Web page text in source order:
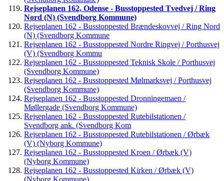
Rejseplanen 162, Odense - Busstoppested Tvedvej / Ring
Nord (N) (Svendborg Kommune)
Rejseplanen 162 - Busstoppested Brændeskovvej / Ring Nord
(N) (Svendborg Kommune
Rejseplanen 162 - Busstoppested Nordre Ringvej / Porthusvej
(V) (Svendborg Kommu
Rejseplanen 162 - Busstoppested Teknisk Skole / Porthusvej
(Svendborg Kommune)
Rejseplanen 162 - Busstoppested Mølmarksvej / Porthusvej
(Svendborg Kommune)
Rejseplanen 162 - Busstoppested Dronningemaen /
Møllergade (Svendborg Kommune)
Rejseplanen 162 - Busstoppested Rutebilstationen /
Svendborg ank. (Svendborg Kom
Rejseplanen 162 - Busstoppested Rutebilstationen / Ørbæk
(V) (Nyborg Kommune)
Rejseplanen 162 - Busstoppested Kroen / Ørbæk (V)
(Nyborg Kommune)
Rejseplanen 162 - Busstoppested Kirken / Ørbæk (V)